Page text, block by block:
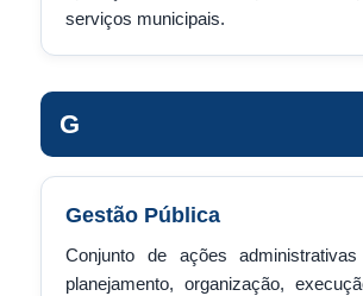
serviços municipais.
G
Gestão Pública
Conjunto de ações
planejamento, organização,